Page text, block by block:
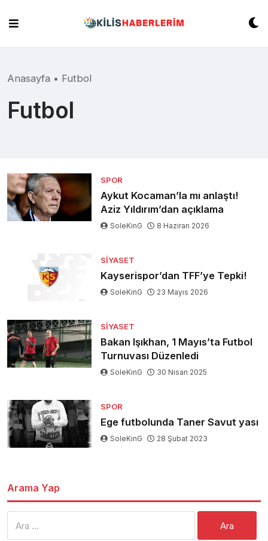
content
Anasayfa • Futbol
Futbol
SPOR
Aykut Kocaman’la mı anlaştı!
Aziz Yıldırım’dan açıklama
SoleKinG 8 Haziran 2026
SIYASET
Kayserispor’dan TFF’ye Tepki!
SoleKinG 23 Mayıs 2026
SIYASET
Bakan Işıkhan, 1 Mayıs’ta Futbol
Turnuvası Düzenledi
SoleKinG 30 Nisan 2025
SPOR
Ege futbolunda Taner Savut yası
SoleKinG 28 Şubat 2023
Arama Yap